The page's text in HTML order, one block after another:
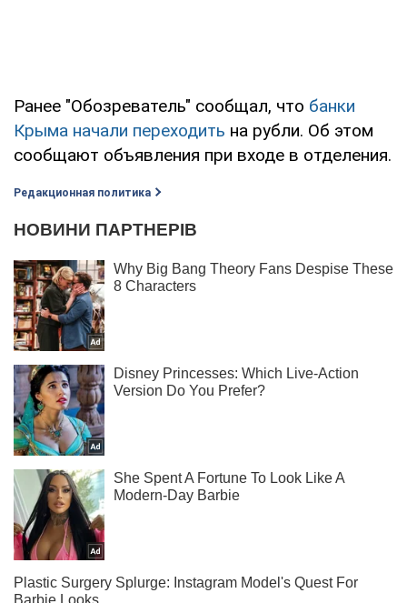
Ранее "Обозреватель" сообщал, что банки
Крыма начали переходить на рубли. Об этом
сообщают объявления при входе в отделения.
Редакционная политика